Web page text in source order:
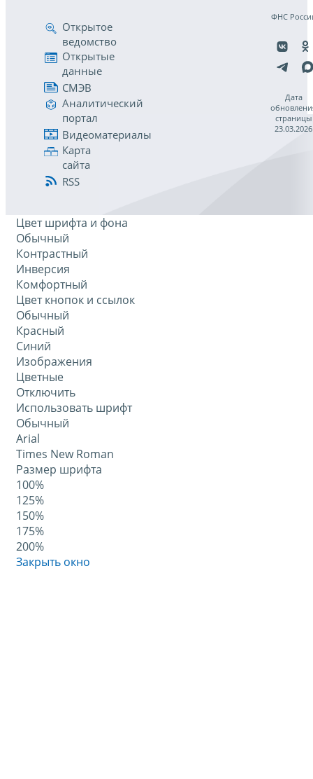
Открытое
ведомство
Открытые
данные
СМЭВ
Аналитический
портал
Видеоматериалы
Карта
сайта
RSS
ФНС
Дата
страницы
23.03.2026
Цвет шрифта и фона
Обычный
Контрастный
Инверсия
Комфортный
Цвет кнопок и ссылок
Обычный
Красный
Синий
Изображения
Цветные
Отключить
Использовать шрифт
Обычный
Arial
Times New Roman
Размер шрифта
100%
125%
150%
175%
200%
Закрыть окно